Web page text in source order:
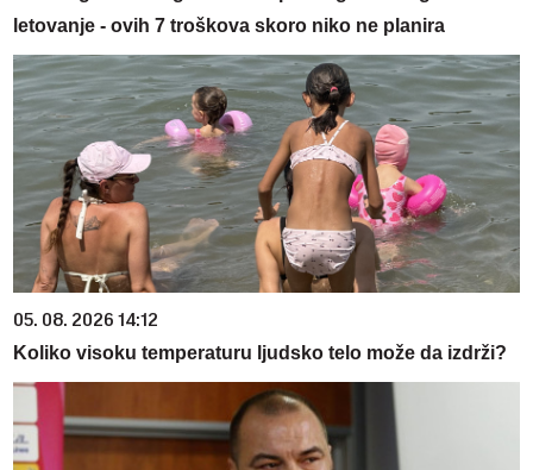
letovanje - ovih 7 troškova skoro niko ne planira
05. 08. 2026 14:12
Koliko visoku temperaturu ljudsko telo može da izdrži?